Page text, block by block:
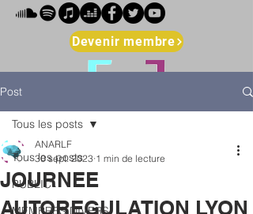
Devenir membre
Post
Tous les posts
PUBLIC
MEMBRES DIVERS
Tous les posts
JOURNEE
AUTOREGULATION LYON
ANARLF
30 sept. 2023 1 min de lecture